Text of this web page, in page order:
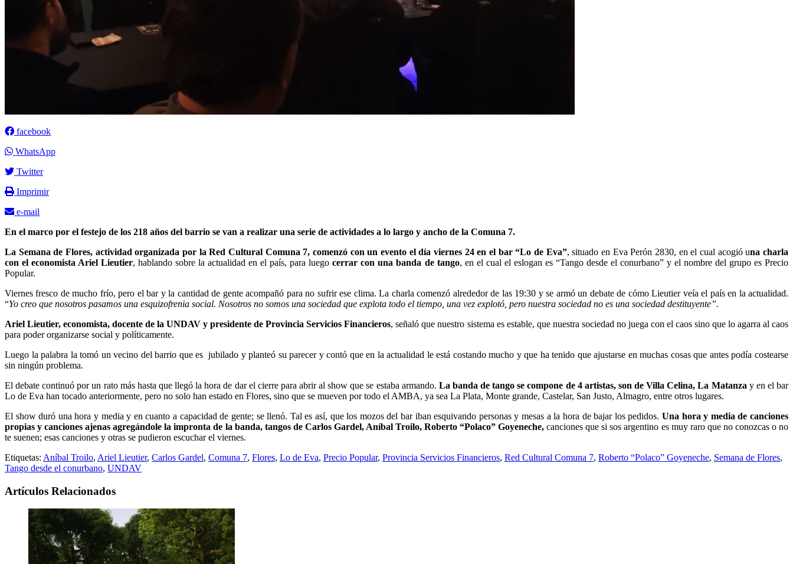
facebook
WhatsApp
Twitter
Imprimir
e-mail
En el marco por el festejo de los 218 años del barrio se van a realizar una serie de actividades a lo largo y ancho de la Comuna 7.
La Semana de Flores, actividad organizada por la Red Cultural Comuna 7, comenzó con un evento el día viernes 24 en el bar “Lo de Eva”, situado en Eva Perón 2830, en el cual acogió una charla
con el economista Ariel Lieutier, hablando sobre la actualidad en el país, para luego cerrar con una banda de tango, en el cual el eslogan es “Tango desde el conurbano” y el nombre del grupo es Precio
Popular.
Viernes fresco de mucho frío, pero el bar y la cantidad de gente acompañó para no sufrir ese clima. La charla comenzó alrededor de las 19:30 y se armó un debate de cómo Lieutier veía el país en la actualidad.
“Yo creo que nosotros pasamos una esquizofrenia social. Nosotros no somos una sociedad que explota todo el tiempo, una vez explotó, pero nuestra sociedad no es una sociedad destituyente”.
Ariel Lieutier, economista, docente de la UNDAV y presidente de Provincia Servicios Financieros, señaló que nuestro sistema es estable, que nuestra sociedad no juega con el caos sino que lo agarra al caos
para poder organizarse social y políticamente.
Luego la palabra la tomó un vecino del barrio que es jubilado y planteó su parecer y contó que en la actualidad le está costando mucho y que ha tenido que ajustarse en muchas cosas que antes podía costearse
sin ningún problema.
El debate continuó por un rato más hasta que llegó la hora de dar el cierre para abrir al show que se estaba armando. La banda de tango se compone de 4 artistas, son de Villa Celina, La Matanza y en el bar
Lo de Eva han tocado anteriormente, pero no solo han estado en Flores, sino que se mueven por todo el AMBA, ya sea La Plata, Monte grande, Castelar, San Justo, Almagro, entre otros lugares.
El show duró una hora y media y en cuanto a capacidad de gente; se llenó. Tal es así, que los mozos del bar iban esquivando personas y mesas a la hora de bajar los pedidos. Una hora y media de canciones
propias y canciones ajenas agregándole la impronta de la banda, tangos de Carlos Gardel, Aníbal Troilo, Roberto “Polaco” Goyeneche,canciones que si sos argentino es muy raro que no conozcas o no
te suenen; esas canciones y otras se pudieron escuchar el viernes.
Etiquetas: Aníbal Troilo, Ariel Lieutier, Carlos Gardel, Comuna 7, Flores, Lo de Eva, Precio Popular, Provincia Servicios Financieros, Red Cultural Comuna 7, Roberto “Polaco” Goyeneche, Semana de Flores,
Tango desde el conurbano, UNDAV
Artículos Relacionados